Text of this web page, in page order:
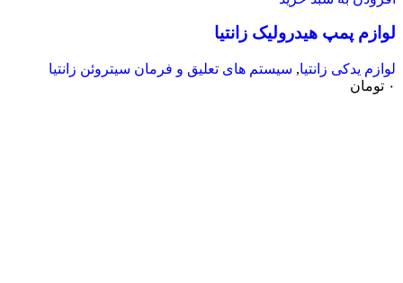
لوازم پمپ هیدرولیک زانتیا
لوازم یدکی زانتیا, سیستم های تعلیق و فرمان سیتروئن زانتیا
۰ تومان